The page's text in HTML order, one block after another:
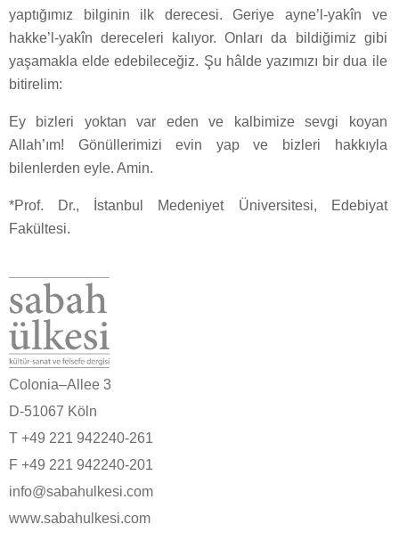
yaptığımız bilginin ilk derecesi. Geriye ayne’l-yakîn ve
hakke’l-yakîn dereceleri kalıyor. Onları da bildiğimiz gibi
yaşamakla elde edebileceğiz. Şu hâlde yazımızı bir dua ile
bitirelim:
Ey bizleri yoktan var eden ve kalbimize sevgi koyan
Allah’ım! Gönüllerimizi evin yap ve bizleri hakkıyla
bilenlerden eyle. Amin.
*Prof. Dr., İstanbul Medeniyet Üniversitesi, Edebiyat
Fakültesi.
Colonia–Allee 3
D-51067 Köln
T +49 221 942240-261
F +49 221 942240-201
info@sabahulkesi.com
www.sabahulkesi.com